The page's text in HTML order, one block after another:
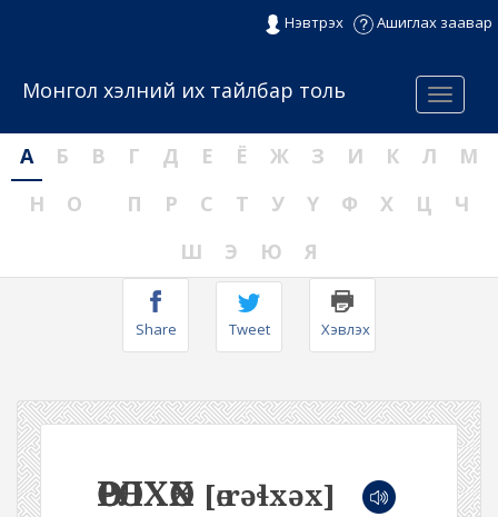
Нэвтрэх Ашиглах заавар
Menu
Монгол хэлний их тайлбар толь
А Б В Г Д Е Ё Ж З И К Л
М
Н
О П Р С Т У Ү Ф Х Ц
Ч
Ш
Э Ю Я
Share Tweet Хэвлэх
ӨӨРӨЛХӨХ [өːrəɬxəx]